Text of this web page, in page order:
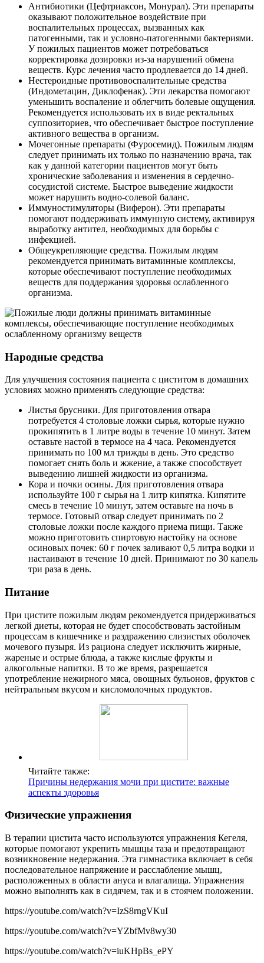
Антибиотики (Цефтриаксон, Монурал). Эти препараты
оказывают положительное воздействие при
воспалительных процессах, вызванных как
патогенными, так и условно-патогенными бактериями.
У пожилых пациентов может потребоваться
корректировка дозировки из-за нарушений обмена
веществ. Курс лечения часто продлевается до 14 дней.
Нестероидные противовоспалительные средства
(Индометацин, Диклофенак). Эти лекарства помогают
уменьшить воспаление и облегчить болевые ощущения.
Рекомендуется использовать их в виде ректальных
суппозиториев, что обеспечивает быстрое поступление
активного вещества в организм.
Мочегонные препараты (Фуросемид). Пожилым людям
следует принимать их только по назначению врача, так
как у данной категории пациентов могут быть
хронические заболевания и изменения в сердечно-
сосудистой системе. Быстрое выведение жидкости
может нарушить водно-солевой баланс.
Иммуностимуляторы (Виферон). Эти препараты
помогают поддерживать иммунную систему, активируя
выработку антител, необходимых для борьбы с
инфекцией.
Общеукрепляющие средства. Пожилым людям
рекомендуется принимать витаминные комплексы,
которые обеспечивают поступление необходимых
веществ для поддержания здоровья ослабленного
организма.
Народные средства
Для улучшения состояния пациента с циститом в домашних
условиях можно применять следующие средства:
Листья брусники. Для приготовления отвара
потребуется 4 столовые ложки сырья, которые нужно
прокипятить в 1 литре воды в течение 10 минут. Затем
оставьте настой в термосе на 4 часа. Рекомендуется
принимать по 100 мл трижды в день. Это средство
помогает снять боль и жжение, а также способствует
выведению лишней жидкости из организма.
Кора и почки осины. Для приготовления отвара
используйте 100 г сырья на 1 литр кипятка. Кипятите
смесь в течение 10 минут, затем оставьте на ночь в
термосе. Готовый отвар следует принимать по 2
столовые ложки после каждого приема пищи. Также
можно приготовить спиртовую настойку на основе
осиновых почек: 60 г почек заливают 0,5 литра водки и
настаивают в течение 10 дней. Принимают по 30 капель
три раза в день.
Питание
При цистите пожилым людям рекомендуется придерживаться
легкой диеты, которая не будет способствовать застойным
процессам в кишечнике и раздражению слизистых оболочек
мочевого пузыря. Из рациона следует исключить жирные,
жареные и острые блюда, а также кислые фрукты и
алкогольные напитки. В то же время, разрешается
употребление нежирного мяса, овощных бульонов, фруктов с
нейтральным вкусом и кисломолочных продуктов.
Читайте также:
Причины недержания мочи при цистите: важные
аспекты здоровья
Физические упражнения
В терапии цистита часто используются упражнения Кегеля,
которые помогают укрепить мышцы таза и предотвращают
возникновение недержания. Эта гимнастика включает в себя
последовательное напряжение и расслабление мышц,
расположенных в области ануса и влагалища. Упражнения
можно выполнять как в сидячем, так и в стоячем положении.
https://youtube.com/watch?v=IzS8rngVKuI
https://youtube.com/watch?v=YZbfMv8wy30
https://youtube.com/watch?v=iuKHpBs_ePY